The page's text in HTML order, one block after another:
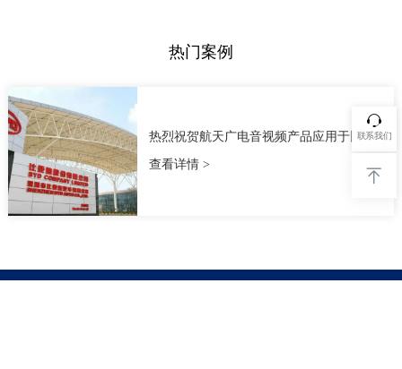
报告厅（礼堂）音视频系统解决方案
分布式系统培训
报告厅PPT模板
办公楼多媒体会议系统
智慧园区整体解决方案
远程视频会议产品及应用场景
热门案例
热烈祝贺航天广电音视频产品应用于比亚
查看详情
联系我们